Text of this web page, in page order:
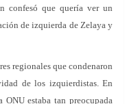
confesó que quería ver un
de izquierda de Zelaya y
regionales que condenaron
de los izquierdistas. En
estaba tan preocupada